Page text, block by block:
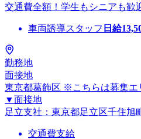
交通費全額！学生もシニアも
車両誘導スタッフ 日給
勤務地
面接地
東京都葛飾区 ※こちらは募集エ
▼面接地
足立支社：東京都足立区千住旭
交通費支給